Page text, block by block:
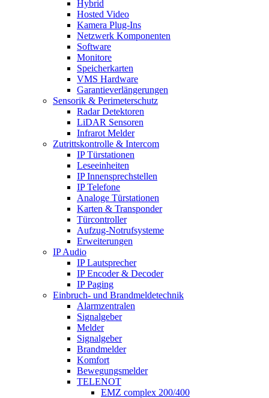
Hybrid
Hosted Video
Kamera Plug-Ins
Netzwerk Komponenten
Software
Monitore
Speicherkarten
VMS Hardware
Garantieverlängerungen
Sensorik & Perimeterschutz
Radar Detektoren
LiDAR Sensoren
Infrarot Melder
Zutrittskontrolle & Intercom
IP Türstationen
Leseeinheiten
IP Innensprechstellen
IP Telefone
Analoge Türstationen
Karten & Transponder
Türcontroller
Aufzug-Notrufsysteme
Erweiterungen
IP Audio
IP Lautsprecher
IP Encoder & Decoder
IP Paging
Einbruch- und Brandmeldetechnik
Alarmzentralen
Signalgeber
Melder
Signalgeber
Brandmelder
Komfort
Bewegungsmelder
TELENOT
EMZ complex 200/400